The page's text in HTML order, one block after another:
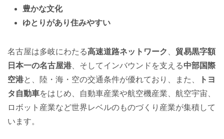
豊かな文化
ゆとりがあり住みやすい
名古屋は多岐にわたる高速道路ネットワーク
貿易黒字額
日本一の名古屋港 、そしてインバウンドを支える中部国際
空港と、陸・海・空の交通条件が優れており、また、
トヨ
タ自動車をはじめ、自動車産業や航空機産業、航空宇宙、
ロボット産業など世界レベルのものづくり産業が集積して
います。